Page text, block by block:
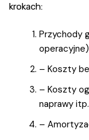
krokach:
Przychody
– Koszty
– Koszty
naprawy
–